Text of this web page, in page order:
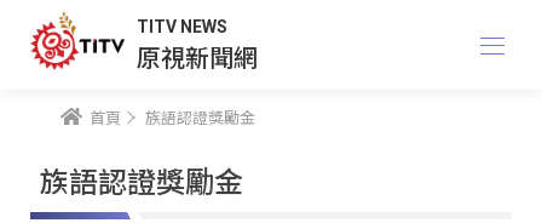
TITV NEWS
原視新聞網
首頁 族語認證獎勵金
族語認證獎勵金